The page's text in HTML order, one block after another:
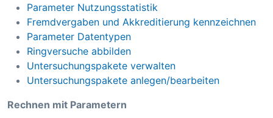
Parameter Nutzungsstatistik
Fremdvergaben und Akkreditierung kennzeichnen
Parameter Datentypen
Ringversuche abbilden
Untersuchungspakete verwalten
Untersuchungspakete anlegen/bearbeiten
Rechnen mit Parametern